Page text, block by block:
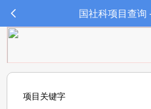
国社科项目查询
项目关键字